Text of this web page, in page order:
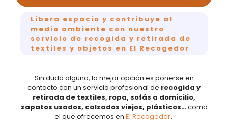
Libera espacio y contribuye al
medio ambiente con nuestro
servicio de recogida y retirada de
textiles y objetos en El Recogedor
Sin duda alguna, la mejor opción es ponerse en
contacto con un servicio profesional de recogida y
retirada de textiles, ropa, sofás a domicilio,
zapatos usados, calzados viejos, plásticos…como
el que ofrecemos en El Recogedor.